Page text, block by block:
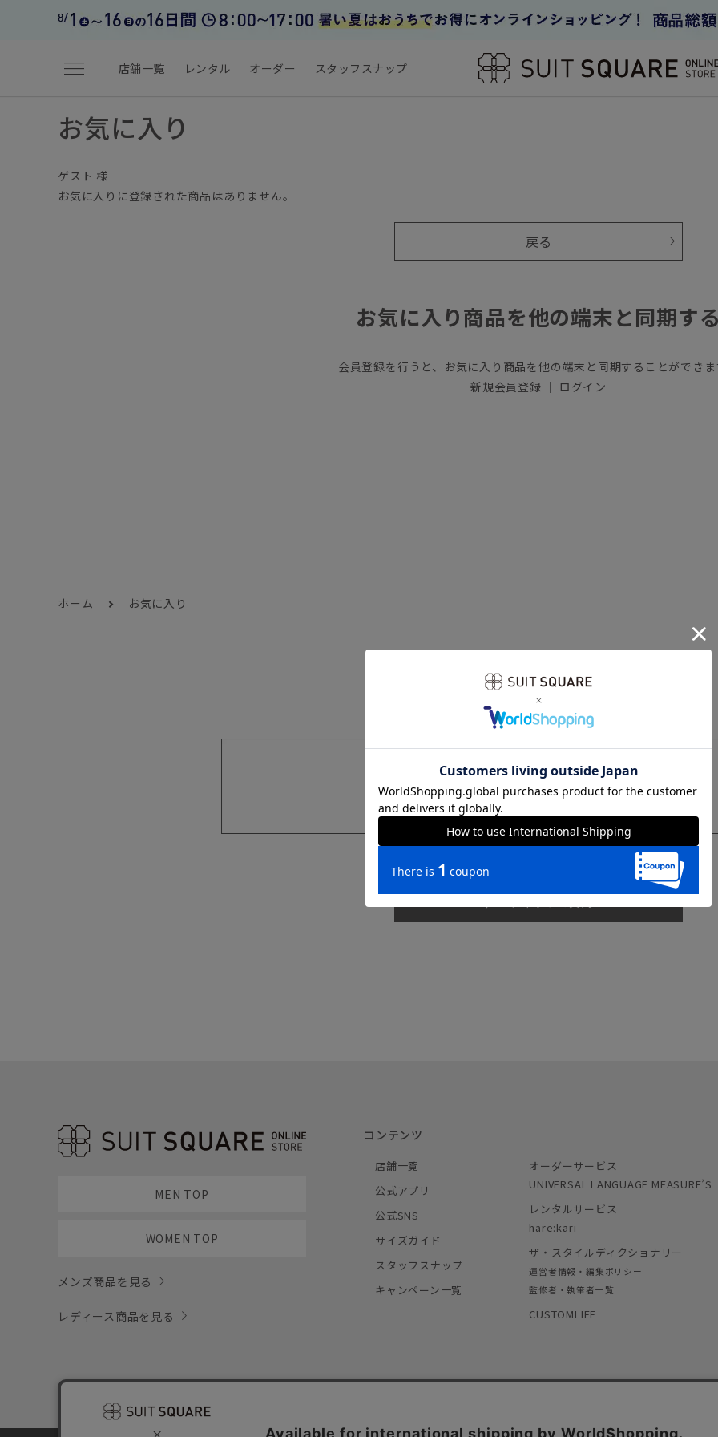
menu 店舗一覧 レンタル オーダー スタッフスナップ
お気に入り
ゲスト 様
お気に入りに登録された商品はありません。
戻る
お気に入り商品を他の端末と同期す
会員登録を行うと、お気に入り商品を他の端末と同期することができ
新規会員登録 ｜ ログイン
ホーム お気に入り
sms
MEN TOP
WOMEN TOP
メンズ商品を見る
レディース商品を見る
コンテンツ
店舗一覧
公式アプリ
公式SNS
サイズガイド
スタッフスナップ
キャンペーン一覧
オーダーサービス
UNIVERSAL LANGUAGE MEASURE’S
レンタルサービス
hare:kari
ザ・スタイルディクショナリー
運営者情報・編集ポリシー
監修者・執筆者一覧
CUSTOMLIFE